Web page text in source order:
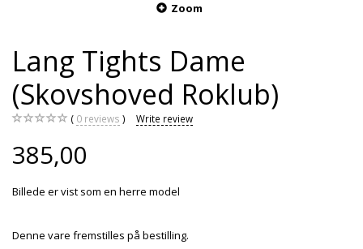
Zoom
Lang Tights Dame
(Skovshoved Roklub)
0 reviews Write review
385,00
Billede er vist som en herre model
Denne vare fremstilles på bestilling.